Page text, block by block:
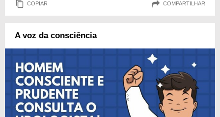
COPIAR COMPARTILHAR
A voz da consciência